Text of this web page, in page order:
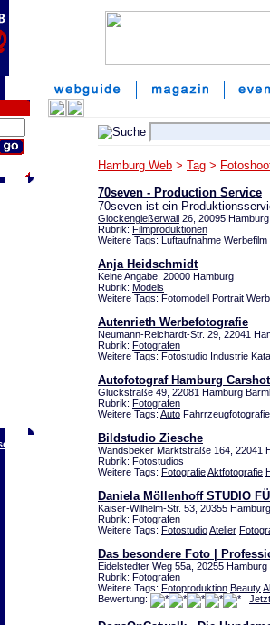
Hamburg Web > Tag >
70seven - Production Service
70seven ist ein
Glockengießerwall 26, 20095
Rubrik: Filmproduktionen
Weitere Tags: Luftaufnahme Werbefilm
Anja Heidschmidt
Keine Angabe, 20000 Hamburg
Rubrik: Models
Weitere Tags: Fotomodell Portrait
Autenrieth Werbefotografie
Neumann-Reichardt-Str. 29, 22041
Rubrik: Fotografen
Weitere Tags: Fotostudio Industrie
Autofotograf Hamburg
Gluckstraße 49, 22081 Hamburg
Rubrik: Fotografen
Weitere Tags: Auto
Bildstudio Ziesche
Wandsbeker Marktstraße 164, 22041
Rubrik: Fotostudios
Weitere Tags: FotografieAktfotografie
Daniela Möllenhoff STUDIO
Kaiser-Wilhelm-Str. 53, 20355
Rubrik: Fotografen
Weitere Tags: FotostudioAtelier
Das besondere Foto |
Eidelstedter Weg 55a, 20255 Hamburg
Rubrik: Fotografen
Weitere Tags: Fotoproduktion Beauty
Bewertung: